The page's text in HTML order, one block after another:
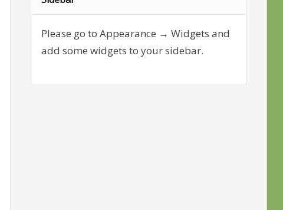
Please go to Appearance → Widgets and
add some widgets to your sidebar.